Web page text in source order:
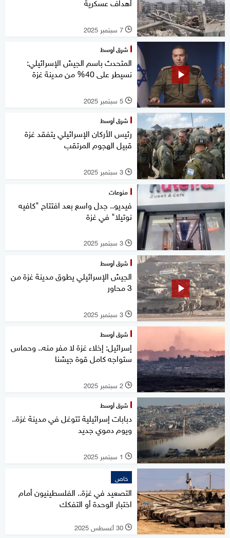
l 7 سبتمبر 2025
شرق أوسط
المتحدث باسم الجيش الإسرائيلي:
نسيطر على 40% من مدينة غزة
l 5 سبتمبر 2025
شرق أوسط
رئيس الأركان الإسرائيلي يتفقد غزة
قبيل الهجوم المرتقب
l 3 سبتمبر 2025
منوعات
فيديو.. جدل واسع بعد افتتاح "كافيه
نوتيلا" في غزة
l 3 سبتمبر 2025
شرق أوسط
الجيش الإسرائيلي يطوق مدينة غزة من
3 محاور
l 3 سبتمبر 2025
شرق أوسط
إسرائيل: إخلاء غزة لا مفر منه.. وحماس
ستواجه كامل قوة جيشنا
l 2 سبتمبر 2025
شرق أوسط
دبابات إسرائيلية تتوغل في مدينة غزة..
ويوم دموي جديد
l 1 سبتمبر 2025
خاص
التصعيد في غزة.. الفلسطينيون أمام
اختبار الوحدة أو التفكك
l 30 أغسطس 2025